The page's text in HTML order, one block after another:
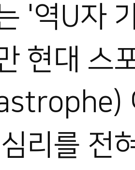
'역U자
현대 스
리를 전
심리학 #격파 #카타스로피 #자기효능감